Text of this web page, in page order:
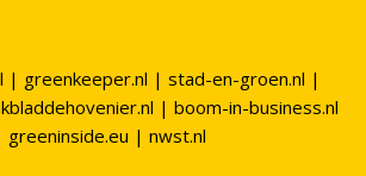
| greenkeeper.nl | stad-en-groen.nl |
| boom-in-business.nl
greeninside.eu | nwst.nl